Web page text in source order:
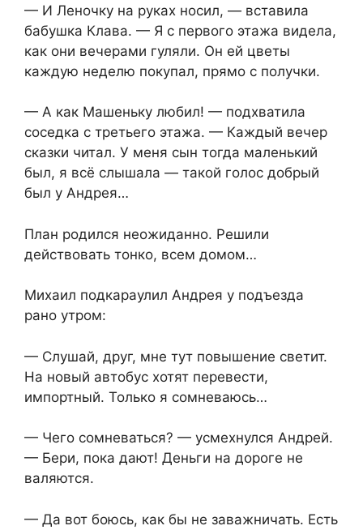
— И Леночку на руках носил, — вставила
бабушка Клава. — Я с первого этажа видела,
как они вечерами гуляли. Он ей цветы
каждую неделю покупал, прямо с получки.
— А как Машеньку любил! — подхватила
соседка с третьего этажа. — Каждый вечер
сказки читал. У меня сын тогда маленький
был, я всё слышала — такой голос добрый
был у Андрея…
План родился неожиданно. Решили
действовать тонко, всем домом…
Михаил подкараулил Андрея у подъезда
рано утром:
— Слушай, друг, мне тут повышение светит.
На новый автобус хотят перевести,
импортный. Только я сомневаюсь…
— Чего сомневаться? — усмехнулся Андрей.
— Бери, пока дают! Деньги на дороге не
валяются.
— Да вот боюсь, как бы не заважничать. Есть